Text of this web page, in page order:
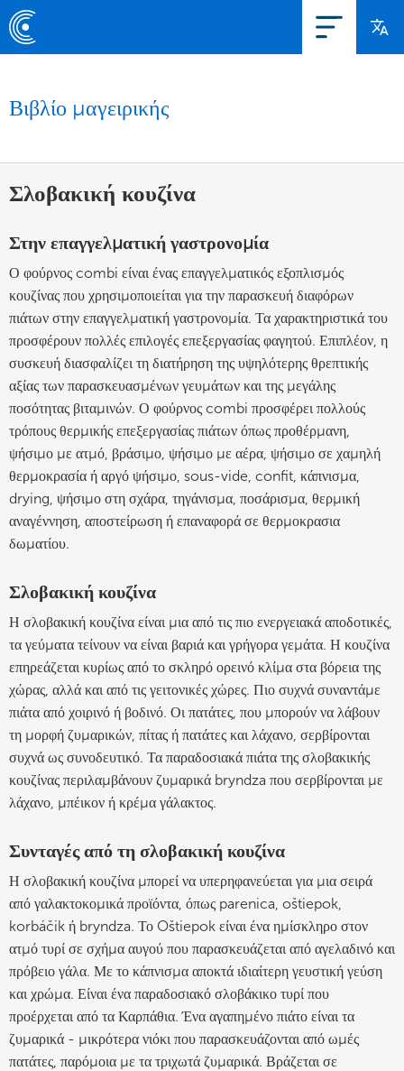
Βιβλίο μαγειρικής
Σλοβακική κουζίνα
Στην επαγγελματική γαστρονομία
Ο φούρνος combi είναι ένας επαγγελματικός εξοπλισμός
κουζίνας που χρησιμοποιείται για την παρασκευή διαφόρων
πιάτων στην επαγγελματική γαστρονομία. Τα χαρακτηριστικά του
προσφέρουν πολλές επιλογές επεξεργασίας φαγητού. Επιπλέον, η
συσκευή διασφαλίζει τη διατήρηση της υψηλότερης θρεπτικής
αξίας των παρασκευασμένων γευμάτων και της μεγάλης
ποσότητας βιταμινών. Ο φούρνος combi προσφέρει πολλούς
τρόπους θερμικής επεξεργασίας πιάτων όπως προθέρμανη,
ψήσιμο με ατμό, βράσιμο, ψήσιμο με αέρα, ψήσιμο σε χαμηλή
θερμοκρασία ή αργό ψήσιμο, sous-vide, confit, κάπνισμα,
drying, ψήσιμο στη σχάρα, τηγάνισμα, ποσάρισμα, θερμική
αναγέννηση, αποστείρωση ή επαναφορά σε θερμοκρασια
δωματίου.
Σλοβακική κουζίνα
Η σλοβακική κουζίνα είναι μια από τις πιο ενεργειακά αποδοτικές,
τα γεύματα τείνουν να είναι βαριά και γρήγορα γεμάτα. Η κουζίνα
επηρεάζεται κυρίως από το σκληρό ορεινό κλίμα στα βόρεια της
χώρας, αλλά και από τις γειτονικές χώρες. Πιο συχνά συναντάμε
πιάτα από χοιρινό ή βοδινό. Οι πατάτες, που μπορούν να λάβουν
τη μορφή ζυμαρικών, πίτας ή πατάτες και λάχανο, σερβίρονται
συχνά ως συνοδευτικό. Τα παραδοσιακά πιάτα της σλοβακικής
κουζίνας περιλαμβάνουν ζυμαρικά bryndza που σερβίρονται με
λάχανο, μπέικον ή κρέμα γάλακτος.
Συνταγές από τη σλοβακική κουζίνα
Η σλοβακική κουζίνα μπορεί να υπερηφανεύεται για μια σειρά
από γαλακτοκομικά προϊόντα, όπως parenica, oštiepok,
korbáčik ή bryndza. Το Oštiepok είναι ένα ημίσκληρο στον
ατμό τυρί σε σχήμα αυγού που παρασκευάζεται από αγελαδινό και
πρόβειο γάλα. Με το κάπνισμα αποκτά ιδιαίτερη γευστική γεύση
και χρώμα. Είναι ένα παραδοσιακό σλοβάκικο τυρί που
προέρχεται από τα Καρπάθια. Ένα αγαπημένο πιάτο είναι τα
ζυμαρικά - μικρότερα νιόκι που παρασκευάζονται από ωμές
πατάτες, παρόμοια με τα τριχωτά ζυμαρικά. Βράζεται σε